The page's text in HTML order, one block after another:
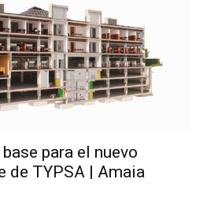
para el nuevo
de TYPSA | Amaia